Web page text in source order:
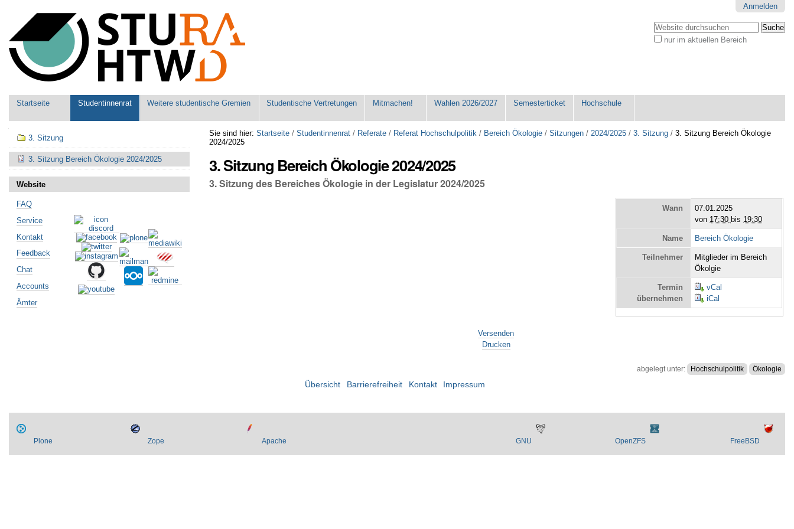
Werkzeuge
Anmelden
Website durchsuchen
nur im aktuellen Bereich
Sektionen
Startseite Studentinnenrat Weitere studentische Gremien Studentische Vertretungen Mitmachen! Wahlen 2026/2027 Semesterticket Hochschule
Sie sind hier: Startseite /Studentinnenrat / Referate / Referat Hochschulpolitik / Bereich Ökologie /Sitzungen /2024/2025 /3. Sitzung /3. Sitzung Bereich Ökologie
2024/2025
3. Sitzung Bereich Ökologie 2024/2025
3. Sitzung des Bereiches Ökologie in der Legislatur 2024/2025
Wann
07.01.2025
von 17:30 bis 19:30
Name Bereich Ökologie
Teilnehmer
Mitglieder im Bereich
Ökolgie
Termin
übernehmen
vCal
iCal
Versenden
Drucken
abgelegt unter: Hochschulpolitik Ökologie
Navigation
3. Sitzung
3. Sitzung Bereich Ökologie 2024/2025
Website
FAQ
Service
Kontakt
Feedback
Chat
Accounts
Ämter
Übersicht Barrierefreiheit Kontakt Impressum
Plone Zope Apache GNU OpenZFS FreeBSD